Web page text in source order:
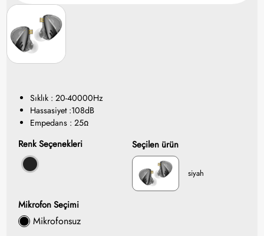
Sıklık : 20-40000Hz
Hassasiyet :108dB
Empedans : 25Ω
Renk Seçenekleri Seçilen ürün
siyah
Mikrofon Seçimi
Mikrofonsuz